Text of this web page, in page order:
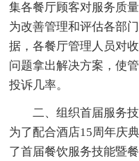
集各餐厅顾客对服务质
为改善管理和评估各部
据，各餐厅管理人员对
问题拿出解决方案，使
投诉几率。
二、组织首届服务
为了配合酒店15周年庆
了首届餐饮服务技能暨